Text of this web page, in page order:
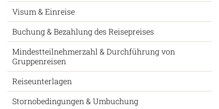
Visum & Einreise
Buchung & Bezahlung des Reisepreises
Mindestteilnehmerzahl & Durchführung von
Gruppenreisen
Reiseunterlagen
Stornobedingungen & Umbuchung